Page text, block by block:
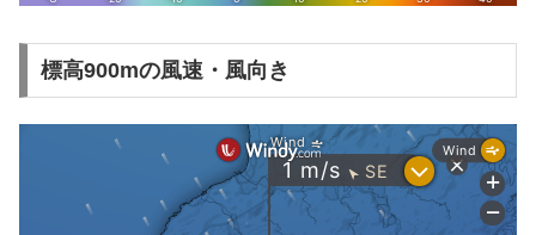
標高900mの風速・風向き